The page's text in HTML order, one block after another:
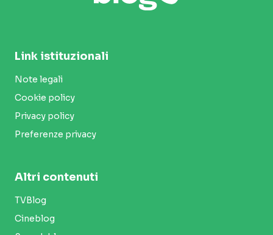
Link istituzionali
Note legali
Cookie policy
Privacy policy
Preferenze privacy
Altri contenuti
TVBlog
Cineblog